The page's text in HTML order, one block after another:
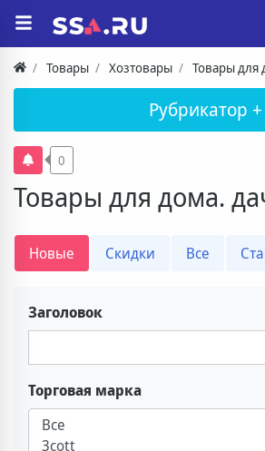
Товары Хозтовары Товары для
Рубрикатор +
Товары для дома.
0
Новые Скидки Все
Заголовок
Торговая марка